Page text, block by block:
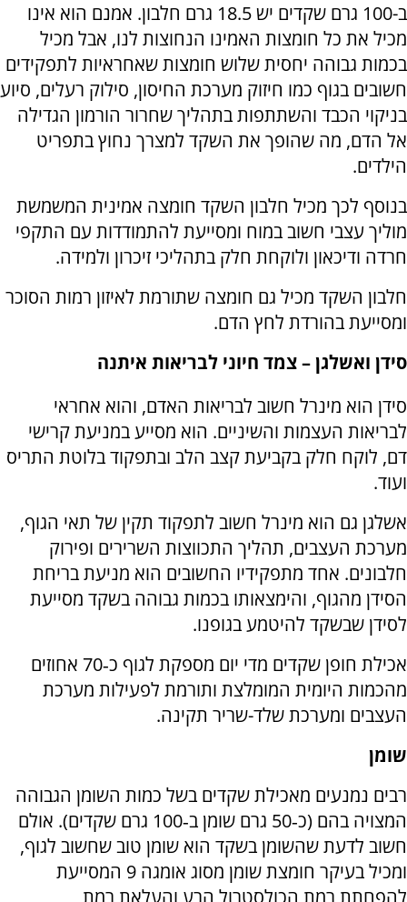
ב-100 גרם שקדים יש 18.5 גרם חלבון. אמנם הוא אינו
מכיל את כל חומצות האמינו הנחוצות לנו, אבל מכיל
בכמות גבוהה יחסית שלוש חומצות שאחראיות לתפקידים
חשובים בגוף כמו חיזוק מערכת החיסון, סילוק רעלים, סיוע
בניקוי הכבד והשתתפות בתהליך שחרור הורמון הגדילה
אל הדם, מה שהופך את השקד למצרך נחוץ בתפריט
הילדים.
בנוסף לכך מכיל חלבון השקד חומצה אמינית המשמשת
מוליך עצבי חשוב במוח ומסייעת להתמודדות עם התקפי
חרדה ודיכאון ולוקחת חלק בתהליכי זיכרון ולמידה.
חלבון השקד מכיל גם חומצה שתורמת לאיזון רמות הסוכר
ומסייעת בהורדת לחץ הדם.
סידן ואשלגן – צמד חיוני לבריאות איתנה
סידן הוא מינרל חשוב לבריאות האדם, והוא אחראי
לבריאות העצמות והשיניים. הוא מסייע במניעת קרישי
דם, לוקח חלק בקביעת קצב הלב ובתפקוד בלוטת התריס
ועוד.
אשלגן גם הוא מינרל חשוב לתפקוד תקין של תאי הגוף,
מערכת העצבים, תהליך התכווצות השרירים ופירוק
חלבונים. אחד מתפקידיו החשובים הוא מניעת בריחת
הסידן מהגוף, והימצאותו בכמות גבוהה בשקד מסייעת
לסידן שבשקד להיטמע בגופנו.
אכילת חופן שקדים מדי יום מספקת לגוף כ‑70 אחוזים
מהכמות היומית המומלצת ותורמת לפעילות מערכת
העצבים ומערכת שלד-שריר תקינה.
שומן
רבים נמנעים מאכילת שקדים בשל כמות השומן הגבוהה
המצויה בהם (כ‑50 גרם שומן ב‑100 גרם שקדים). אולם
חשוב לדעת שהשומן בשקד הוא שומן טוב שחשוב לגוף,
ומכיל בעיקר חומצת שומן מסוג אומגה 9 המסייעת